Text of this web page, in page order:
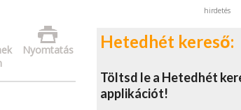
Nyomtatás
hirdetés
Hetedhét kereső:
Töltsd le a Hetedhét
applikációt!